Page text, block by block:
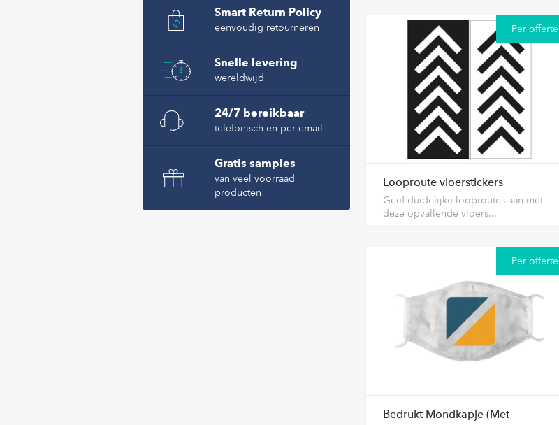
Smart Return Policy
eenvoudig retourneren
Snelle levering
wereldwijd
24/7 bereikbaar
telefonisch en per email
Gratis samples
van veel voorraad
producten
Per offerte
Looproute vloerstickers
Geef duidelijke looproutes aan met
deze opvallende vloers...
Per offerte
Bedrukt Mondkapje (Met